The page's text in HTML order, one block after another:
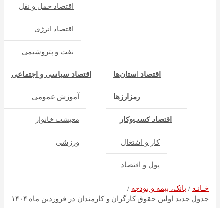
اقتصاد حمل و نقل
اقتصاد انرژی
نفت و پتروشیمی
اقتصاد سیاسی و اجتماعی
آموزش عمومی
معیشت خانوار
ورزشی
اقتصاد استان‌ها
رمزارزها
اقتصاد کسب‌و‌کار
کار و اشتغال
پول و اقتصاد
خـانـه
بانک، بیمه و بودجه
جدول جدید اولین حقوق کارگران و کارمندان در فروردین ماه ۱۴۰۴